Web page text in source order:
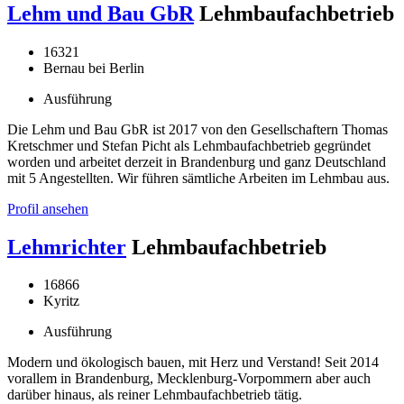
Lehm und Bau GbR Lehmbaufachbetrieb
16321
Bernau bei Berlin
Ausführung
Die Lehm und Bau GbR ist 2017 von den Gesellschaftern Thomas
Kretschmer und Stefan Picht als Lehmbaufachbetrieb gegründet
worden und arbeitet derzeit in Brandenburg und ganz Deutschland
mit 5 Angestellten. Wir führen sämtliche Arbeiten im Lehmbau aus.
Profil ansehen
Lehmrichter Lehmbaufachbetrieb
16866
Kyritz
Ausführung
Modern und ökologisch bauen, mit Herz und Verstand! Seit 2014
vorallem in Brandenburg, Mecklenburg-Vorpommern aber auch
darüber hinaus, als reiner Lehmbaufachbetrieb tätig.